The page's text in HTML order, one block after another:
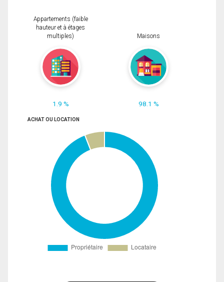
Appartements (faible
hauteur et à étages
multiples)
1.9 %
Maisons
98.1 %
ACHAT OU LOCATION